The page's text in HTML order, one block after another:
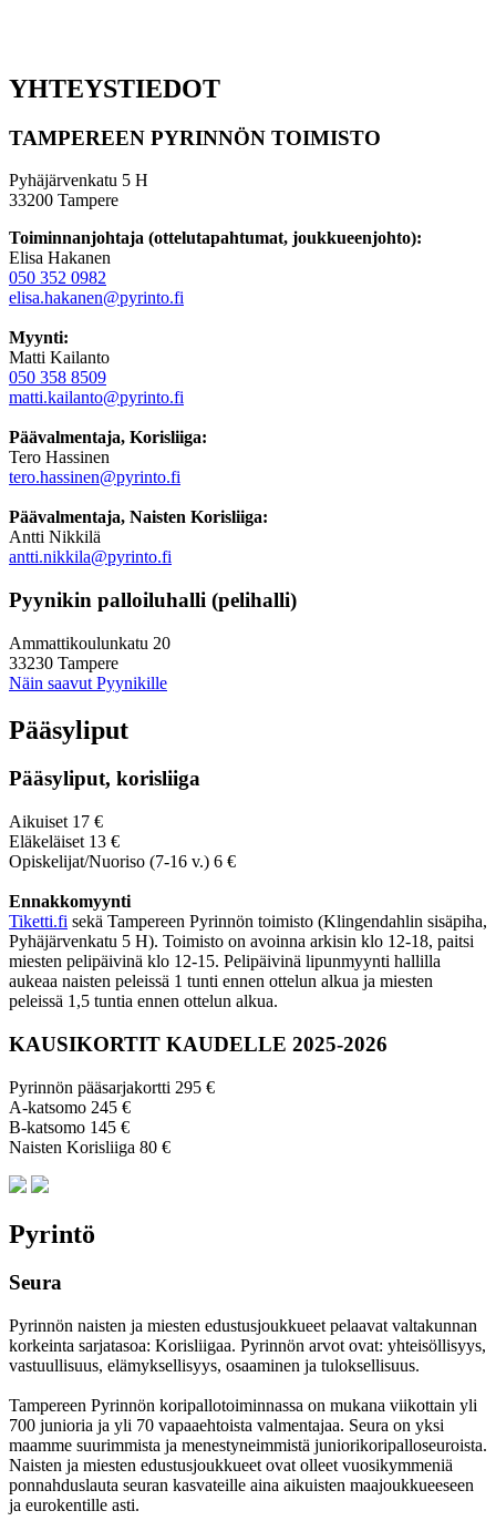
YHTEYSTIEDOT
TAMPEREEN PYRINNÖN TOIMISTO
Pyhäjärvenkatu 5 H
33200 Tampere
Toiminnanjohtaja (ottelutapahtumat, joukkueenjohto):
Elisa Hakanen
050 352 0982
elisa.hakanen@pyrinto.fi
Myynti:
Matti Kailanto
050 358 8509
matti.kailanto@pyrinto.fi
Päävalmentaja, Korisliiga:
Tero Hassinen
tero.hassinen@pyrinto.fi
Päävalmentaja, Naisten Korisliiga:
Antti Nikkilä
antti.nikkila@pyrinto.fi
Pyynikin palloiluhalli (pelihalli)
Ammattikoulunkatu 20
33230 Tampere
Näin saavut Pyynikille
Pääsyliput
Pääsyliput, korisliiga
Aikuiset 17 €
Eläkeläiset 13 €
Opiskelijat/Nuoriso (7-16 v.) 6 €
Ennakkomyynti
Tiketti.fi sekä Tampereen Pyrinnön toimisto (Klingendahlin sisäpiha,
Pyhäjärvenkatu 5 H). Toimisto on avoinna arkisin klo 12-18, paitsi
miesten pelipäivinä klo 12-15. Pelipäivinä lipunmyynti hallilla
aukeaa naisten peleissä 1 tunti ennen ottelun alkua ja miesten
peleissä 1,5 tuntia ennen ottelun alkua.
KAUSIKORTIT KAUDELLE 2025-2026
Pyrinnön pääsarjakortti 295 €
A-katsomo 245 €
B-katsomo 145 €
Naisten Korisliiga 80 €
Pyrintö
Seura
Pyrinnön naisten ja miesten edustusjoukkueet pelaavat valtakunnan
korkeinta sarjatasoa: Korisliigaa. Pyrinnön arvot ovat: yhteisöl­lisyys,
vastuul­lisuus, elämyk­sellisyys, osaaminen ja tulok­sellisuus.
Tampereen Pyrinnön kori­pallo­toimin­nassa on mukana viikottain yli
700 junioria ja yli 70 vapaa­ehtoista valmen­tajaa. Seura on yksi
maamme suurim­mista ja menes­tyneim­mistä juni­ori­kori­pallo­seuroista.
Naisten ja miesten edustus­joukkueet ovat olleet vuosi­kymmeniä
ponnahdus­lauta seuran kasvateille aina aikuisten maa­joukkueeseen
ja euro­kentille asti.